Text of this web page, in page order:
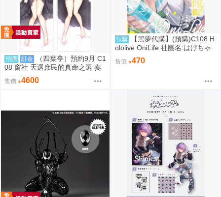
預購 訂金
（四葉亭）預約9月 C1
08 窗社 天選庶民的真命之選 奏
命 抱枕套 0814
售價 4600
預購
【黑夢代購】(預購)C108 H
ololive OniLife 社團名:はげちゃ
った 繪師: HAGE
售價 470